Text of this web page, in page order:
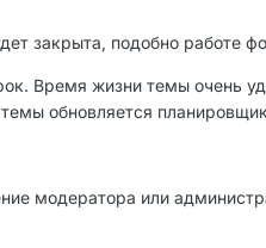
закрыта, подобно работе
Время жизни темы очень
обновляется
модератора или